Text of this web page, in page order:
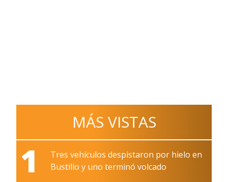
MÁS VISTAS
1
Tres vehículos despistaron por hielo en
Bustillo y uno terminó volcado